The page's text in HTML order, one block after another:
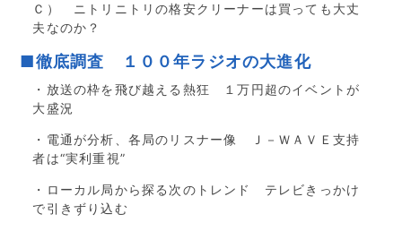
Ｃ） ニトリニトリの格安クリーナーは買っても大丈
夫なのか？
■徹底調査 １００年ラジオの大進化
・放送の枠を飛び越える熱狂 １万円超のイベントが
大盛況
・電通が分析、各局のリスナー像 Ｊ－ＷＡＶＥ支持
者は“実利重視”
・ローカル局から探る次のトレンド テレビきっかけ
で引きずり込む